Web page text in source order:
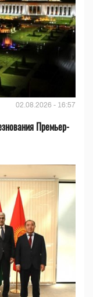
02.08.2026 - 16:57
Премьер-